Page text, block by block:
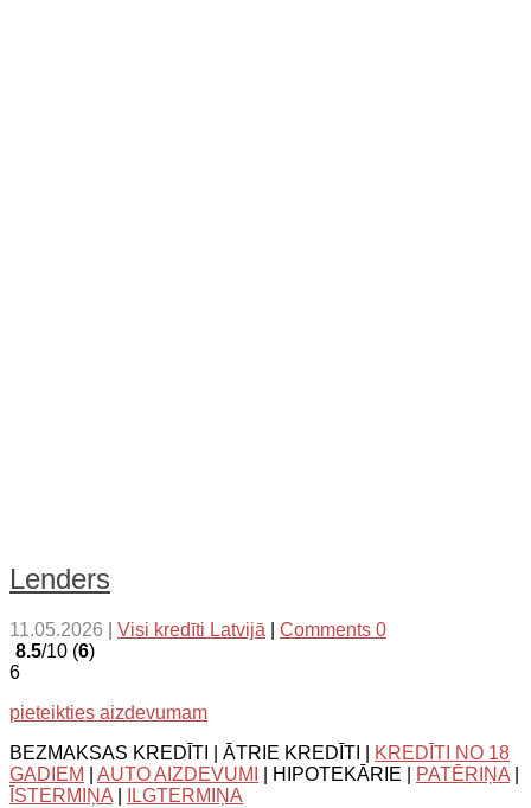
Lenders
11.05.2026 Visi kredīti Latvijā
Comments 0
8.5/10 (6)
6
pieteikties aizdevumam
BEZMAKSAS KREDĪTI | ĀTRIE KREDĪTI |
KREDĪTI NO 18
GADIEM
AUTO AIZDEVUMI | HIPOTEKĀRIE | PATĒRIŅA
ĪSTERMIŅA
ILGTERMIŅA